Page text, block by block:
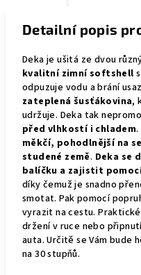
Detailní popis
Deka je ušitá ze dvou
kvalitní zimní softshell
odpuzuje vodu a brání
zateplená šusťákovina,
udržuje. Deka tak
před vlhkostí i chladem.
měkčí, pohodlnější na
studené země. Deka se
balíčku a zajistit
díky čemuž je snadno
smotat. Pak pomocí
vyrazit na cestu.
držení v ruce nebo
auta.Určitě se Vám bude
na 30 stupňů.